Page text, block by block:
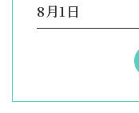
8月1日